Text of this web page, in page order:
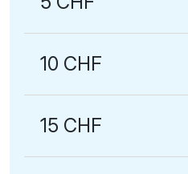
10 CHF
15 CHF